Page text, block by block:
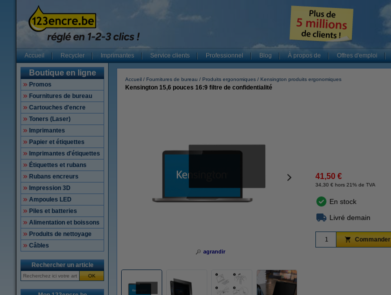
Accueil Recycler Imprimantes Service clients Professionnel Blog À propos de Offres d'emploi
Boutique en ligne
Promos
Fournitures de bureau
Cartouches d'encre
Toners (Laser)
Imprimantes
Papier et étiquettes
Imprimantes d'étiquettes
Étiquettes et rubans
Rubans encreurs
Impression 3D
Ampoules LED
Piles et batteries
Alimentation et boissons
Produits de nettoyage
Câbles
Rechercher un article
OK
Accueil Fournitures de bureau Produits ergonomiques Kensington produits ergonomiques
Kensington 15,6 pouces 16:9 filtre de confidentialité
agrandir
41,50 €
34,30 € hors 21% de TVA
En stock
Livré demain
Commander